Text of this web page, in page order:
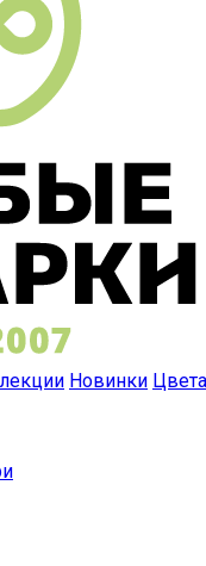
Новинки Цвета